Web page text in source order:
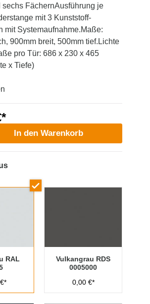
FächernAusführung je
mit 3 Kunststoff-
mit Systemaufnahme.Maße:
900mm breit, 500mm tief.Lichte
pro Tür: 686 x 230 x 465
x Tiefe)
In den Warenkorb
RAL
Vulkangrau RDS
0005000
0,00 €*